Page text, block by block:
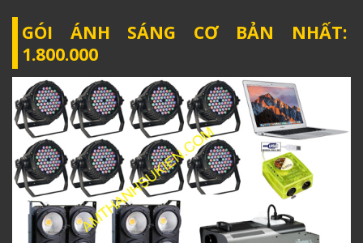
GÓI ÁNH SÁNG CƠ BẢN NHẤT:
1.800.000